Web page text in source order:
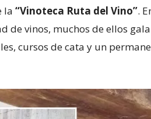
la “Vinoteca Ruta del Vino”.
de vinos, muchos de ellos
cursos de cata y un